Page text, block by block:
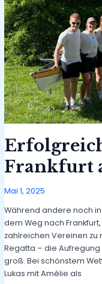
Frankfurt
Mai 1, 2025
Während andere noch
dem Weg nach
zahlreichen Vereinen zu
Regatta – die
groß. Bei schönstem
Lukas mit Amélie als